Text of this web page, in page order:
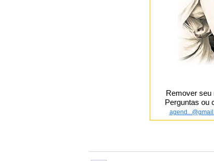
Remover seu
Perguntas ou